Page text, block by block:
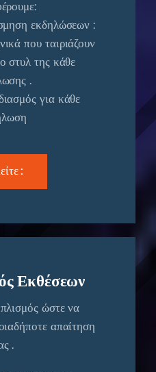
εκδηλώσεων :
που ταιριάζουν
στυλ της κάθε
.
για κάθε
:
Εκθέσεων
ώστε να
απαίτηση
.